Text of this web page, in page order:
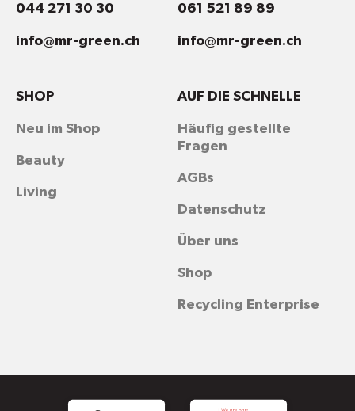
044 271 30 30
info@mr-green.ch
061 521 89 89
info@mr-green.ch
AUF DIE SCHNELLE
Häufig gestellte
Fragen
AGBs
Datenschutz
Über uns
Shop
Recycling Enterprise
SHOP
Neu im Shop
Beauty
Living